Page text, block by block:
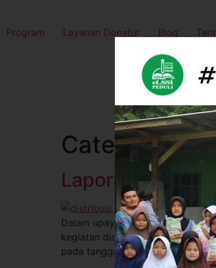
Program Layanan Donatur Blog
Category:
Laporan
Dalam upaya mendukung syiar
kegiatan distribusi mushaf Al-
pada tanggal 4 hingga 6 April